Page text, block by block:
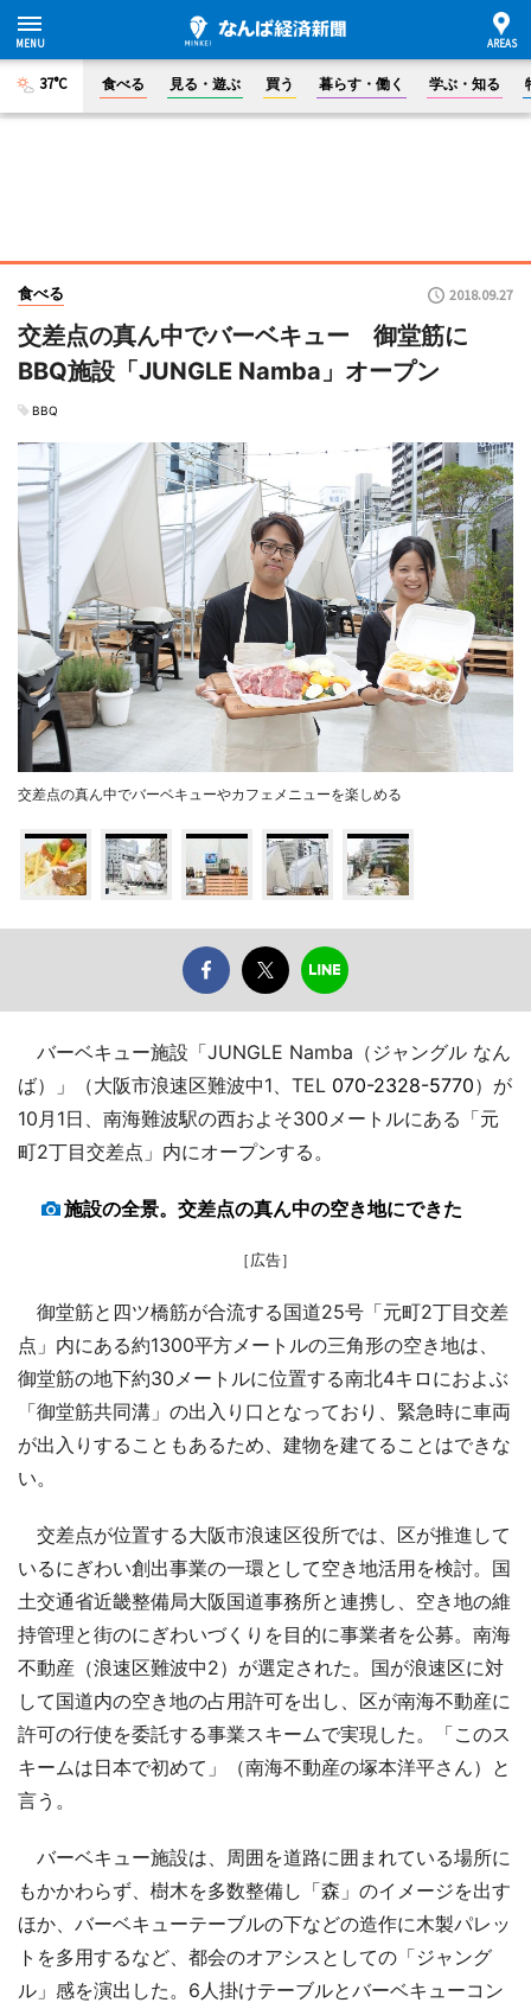
37°C 食べる 見る・遊ぶ 買う 暮らす・働く 学ぶ・知る
食べる 2018.09.27
交差点の真ん中でバーベキュー 御堂筋に
BBQ施設「JUNGLE Namba」オープン
BBQ
交差点の真ん中でバーベキューやカフェメニューを楽しめる
バーベキュー施設「JUNGLE Namba（ジャングル なん
ば）」（大阪市浪速区難波中1、TEL 070-2328-5770）が
10月1日、南海難波駅の西およそ300メートルにある「元
町2丁目交差点」内にオープンする。
施設の全景。交差点の真ん中の空き地にできた
［広告］
御堂筋と四ツ橋筋が合流する国道25号「元町2丁目交差
点」内にある約1300平方メートルの三角形の空き地は、
御堂筋の地下約30メートルに位置する南北4キロにおよぶ
「御堂筋共同溝」の出入り口となっており、緊急時に車両
が出入りすることもあるため、建物を建てることはできな
い。
交差点が位置する大阪市浪速区役所では、区が推進して
いるにぎわい創出事業の一環として空き地活用を検討。国
土交通省近畿整備局大阪国道事務所と連携し、空き地の維
持管理と街のにぎわいづくりを目的に事業者を公募。南海
不動産（浪速区難波中2）が選定された。国が浪速区に対
して国道内の空き地の占用許可を出し、区が南海不動産に
許可の行使を委託する事業スキームで実現した。「このス
キームは日本で初めて」（南海不動産の塚本洋平さん）と
言う。
バーベキュー施設は、周囲を道路に囲まれている場所に
もかかわらず、樹木を多数整備し「森」のイメージを出す
ほか、バーベキューテーブルの下などの造作に木製パレッ
トを多用するなど、都会のオアシスとしての「ジャング
ル」感を演出した。6人掛けテーブルとバーベキューコン